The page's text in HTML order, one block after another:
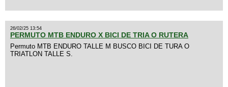
26/02/25 13:54
PERMUTO MTB ENDURO X BICI DE TRIA O RUTERA
Permuto MTB ENDURO TALLE M BUSCO BICI DE TURA O
TRIATLON TALLE S.